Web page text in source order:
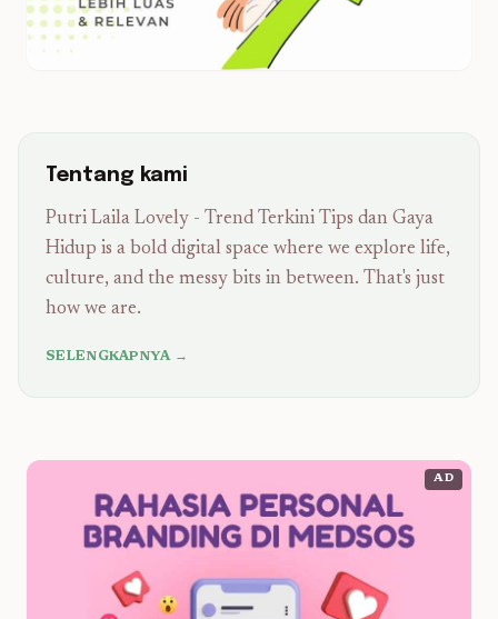
Tentang kami
Putri Laila Lovely - Trend Terkini Tips dan Gaya
Hidup is a bold digital space where we explore life,
culture, and the messy bits in between. That's just
how we are.
SELENGKAPNYA →
AD